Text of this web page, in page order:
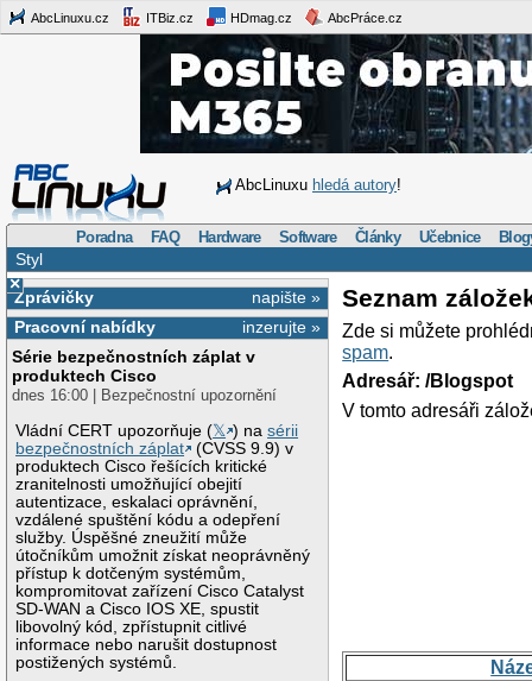
AbcLinuxu.cz ITBiz.cz HDmag.cz AbcPráce.cz
AbcLinuxu hledá autory!
Poradna FAQ Hardware Software Články Učebnice
Styl
×
napište »
Zprávičky
inzerujte »
Pracovní nabídky
Série bezpečnostních záplat v
produktech Cisco
dnes 16:00 | Bezpečnostní upozornění
Vládní CERT upozorňuje (𝕏 ) nasérii
bezpečnostních záplat
(CVSS 9.9) v
produktech Cisco řešících kritické
zranitelnosti umožňující obejití
autentizace, eskalaci oprávnění,
vzdálené spuštění kódu a odepření
služby. Úspěšné zneužití může
útočníkům umožnit získat neoprávněný
přístup k dotčeným systémům,
kompromitovat zařízení Cisco Catalyst
SD-WAN a Cisco IOS XE, spustit
libovolný kód, zpřístupnit citlivé
informace nebo narušit dostupnost
postižených systémů.
Seznam
Zde si můžete
spam.
Adresář: /Blogspot
V tomto adresáři